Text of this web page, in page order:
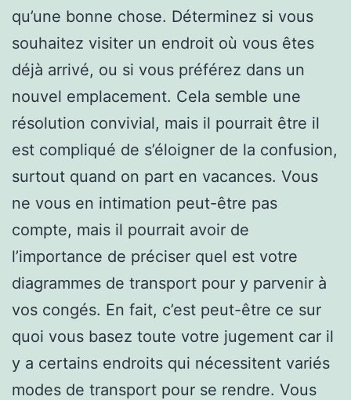
qu’une bonne chose. Déterminez si vous
souhaitez visiter un endroit où vous êtes
déjà arrivé, ou si vous préférez dans un
nouvel emplacement. Cela semble une
résolution convivial, mais il pourrait être il
est compliqué de s’éloigner de la confusion,
surtout quand on part en vacances. Vous
ne vous en intimation peut-être pas
compte, mais il pourrait avoir de
l’importance de préciser quel est votre
diagrammes de transport pour y parvenir à
vos congés. En fait, c’est peut-être ce sur
quoi vous basez toute votre jugement car il
y a certains endroits qui nécessitent variés
modes de transport pour se rendre. Vous